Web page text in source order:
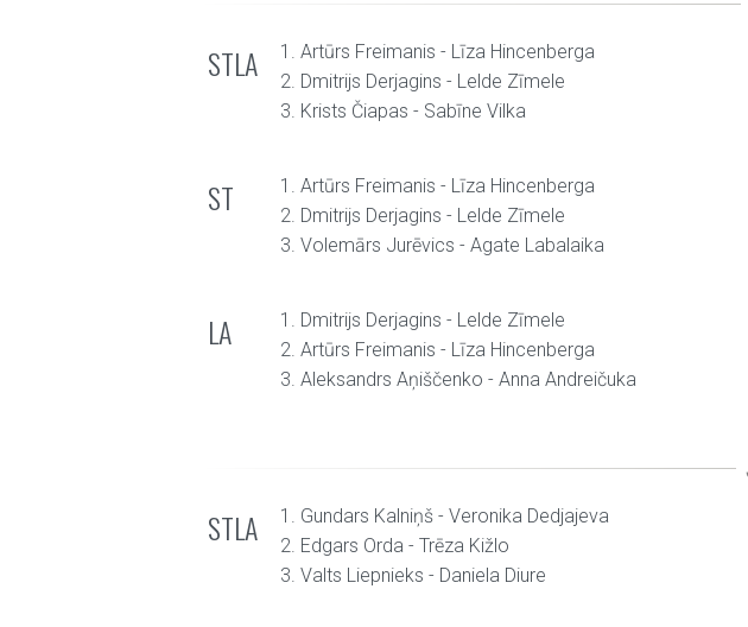
STLA
1. Artūrs Freimanis - Līza Hincenberga
2. Dmitrijs Derjagins - Lelde Zīmele
3. Krists Čiapas - Sabīne Vilka
ST
1. Artūrs Freimanis - Līza Hincenberga
2. Dmitrijs Derjagins - Lelde Zīmele
3. Volemārs Jurēvics - Agate Labalaika
LA
1. Dmitrijs Derjagins - Lelde Zīmele
2. Artūrs Freimanis - Līza Hincenberga
3. Aleksandrs Aņiščenko - Anna Andreičuka
STLA
1. Gundars Kalniņš - Veronika Dedjajeva
2. Edgars Orda - Trēza Kižlo
3. Valts Liepnieks - Daniela Diure